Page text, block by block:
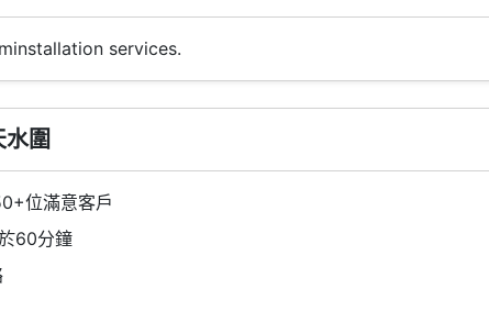
services.
圍
位滿意客戶
60分鐘